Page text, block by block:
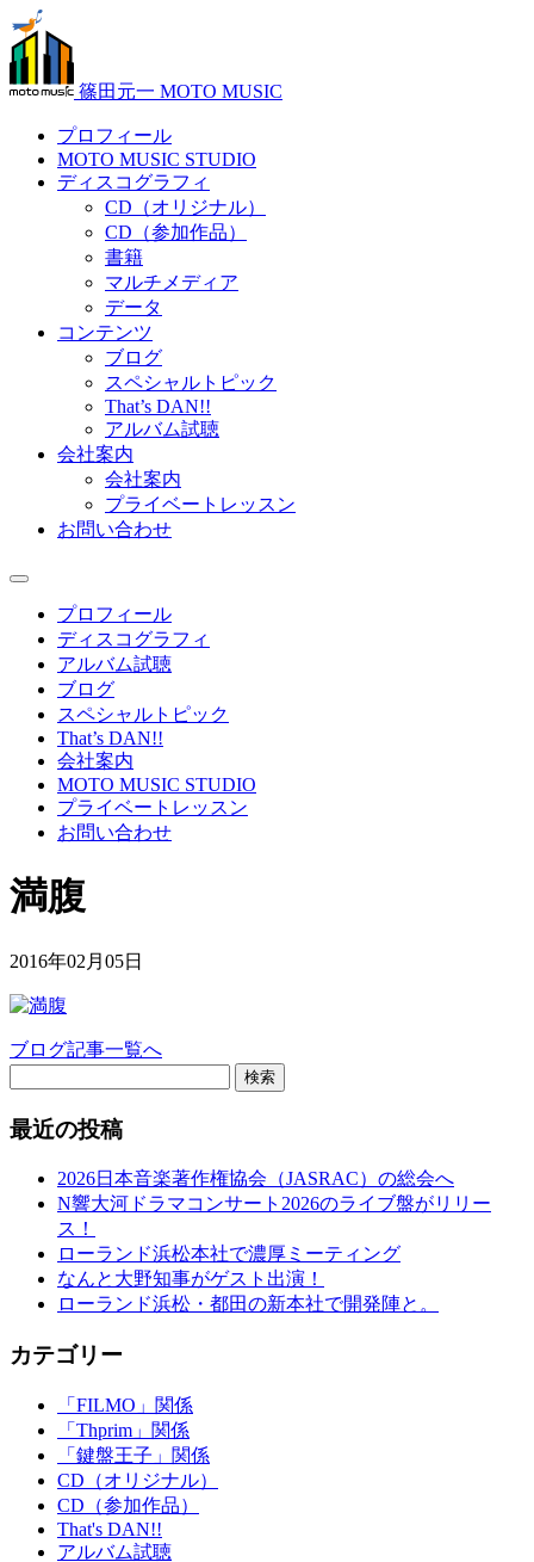
篠田元一 MOTO MUSIC
プロフィール
MOTO MUSIC STUDIO
ディスコグラフィ
CD（オリジナル）
CD（参加作品）
書籍
マルチメディア
データ
コンテンツ
ブログ
スペシャルトピック
That’s DAN!!
アルバム試聴
会社案内
会社案内
プライベートレッスン
お問い合わせ
プロフィール
ディスコグラフィ
アルバム試聴
ブログ
スペシャルトピック
That’s DAN!!
会社案内
MOTO MUSIC STUDIO
プライベートレッスン
お問い合わせ
満腹
2016年02月05日
ブログ記事一覧へ
検索
最近の投稿
2026日本音楽著作権協会（JASRAC）の総会へ
N響大河ドラマコンサート2026のライブ盤がリリー
ス！
ローランド浜松本社で濃厚ミーティング
なんと大野知事がゲスト出演！
ローランド浜松・都田の新本社で開発陣と。
カテゴリー
「FILMO」関係
「Thprim」関係
「鍵盤王子」関係
CD（オリジナル）
CD（参加作品）
That's DAN!!
アルバム試聴